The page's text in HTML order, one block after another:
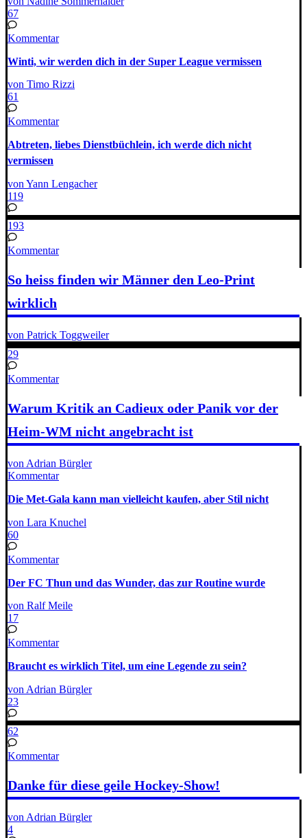
67
Kommentar
Winti, wir werden dich in der Super League vermissen
von Timo Rizzi
61
Kommentar
Abtreten, liebes Dienstbüchlein, ich werde dich nicht
vermissen
von Yann Lengacher
119
193
Kommentar
So heiss finden wir Männer den Leo-Print
wirklich
von Patrick Toggweiler
29
Kommentar
Warum Kritik an Cadieux oder Panik vor der
Heim-WM nicht angebracht ist
von Adrian Bürgler
Kommentar
Die Met-Gala kann man vielleicht kaufen, aber Stil nicht
von Lara Knuchel
60
Kommentar
Der FC Thun und das Wunder, das zur Routine wurde
von Ralf Meile
17
Kommentar
Braucht es wirklich Titel, um eine Legende zu sein?
von Adrian Bürgler
23
62
Kommentar
Danke für diese geile Hockey-Show!
von Adrian Bürgler
4